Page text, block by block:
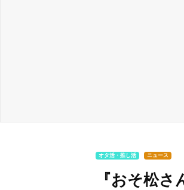
オタ活・推し活 ニュース
『おそ松